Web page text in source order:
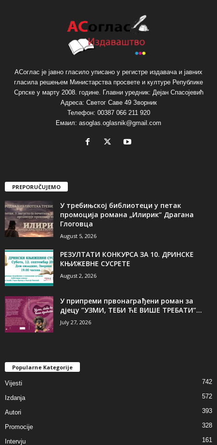
АСоглас је јавно гласило уписано у регистре издавача и јавних
гласила решењем Министарства просвете и културе Републике
Српске у марту 2008. године. Главни уредник: Дејан Спасојевић
Адреса: Светог Саве 49 Зворник
Телефон: 00387 066 211 920
Емаил: asoglas.oglasnik@gmail.com
PREPORUČUJEMO
У требињској библиотеци у петак
промоција романа „Илирик“ Драгана
Глоговца
August 5, 2026
РЕЗУЛТАТИ КОНКУРСА ЗА 10. ДРИНСКЕ
КЊИЖЕВНЕ СУСРЕТЕ
August 2, 2026
У припреми првонаграђени роман за
дјецу ”УЗМИ, ТЕБИ ЋЕ ВИШЕ ТРЕБАТИ”...
July 27, 2026
Popularne Kategorije
Vijesti 742
Izdanja 572
Autori 393
Promocije 328
Intervju 161